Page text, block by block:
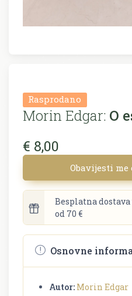
Rasprodano
Morin Edgar: O
€ 8,00
Obavijesti
Besplatna dostava
od 70 €
Osnovne
Autor: Morin Edgar